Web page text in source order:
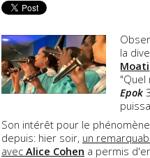
la
Moati
"Quel
Epok
Son intérêt pour le
depuis: hier soir, un
avec Alice Cohen a permis